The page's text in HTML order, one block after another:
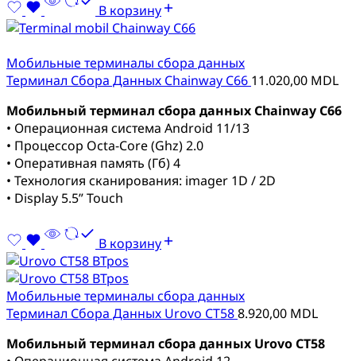
В корзину
Мобильные терминалы сбора данных
Терминал Сбора Данных Chainway C66 11.020,00 MDL
Мобильный терминал сбора данных Chainway C66
• Операционная система Android 11/13
• Процессор Octa-Core (Ghz) 2.0
• Оперативная память (Гб) 4
• Технология сканирования: imager 1D / 2D
• Display 5.5” Touch
В корзину
Мобильные терминалы сбора данных
Терминал Сбора Данных Urovo CT588.920,00 MDL
Мобильный терминал сбора данных Urovo CT58